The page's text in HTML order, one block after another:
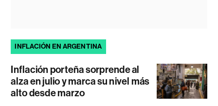
INFLACIÓN EN ARGENTINA
Inflación porteña sorprende al
alza en julio y marca su nivel más
alto desde marzo